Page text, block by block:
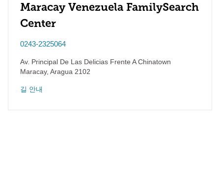
Maracay Venezuela FamilySearch
Center
0243-2325064
Av. Principal De Las Delicias Frente A Chinatown
Maracay, Aragua 2102
길 안내